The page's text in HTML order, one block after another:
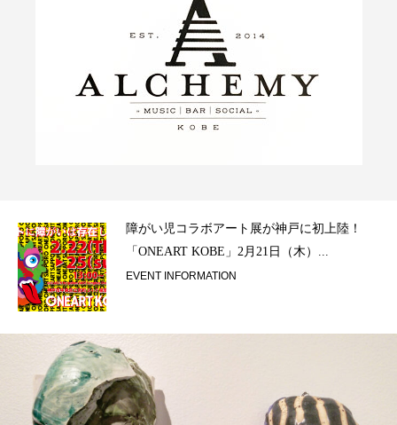
障がい児コラボアート展が神戸に初上陸！
「ONEART KOBE」2月21日（木）...
EVENT INFORMATION